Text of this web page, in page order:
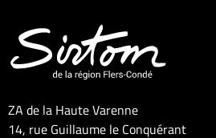
ZA de la Haute Varenne
14, rue Guillaume le Conquérant